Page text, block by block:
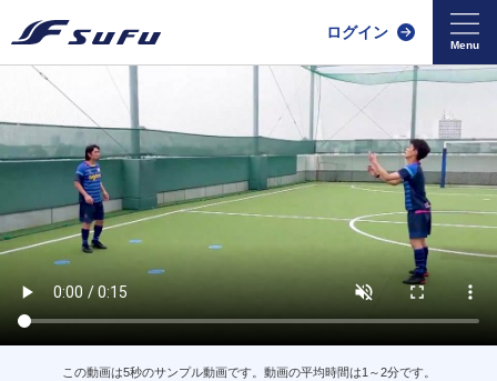
ログイン
この動画は5秒のサンプル動画です。動画の平均時間は1～2分です。